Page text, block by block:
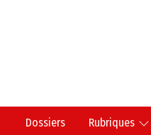
Dossiers Rubriques